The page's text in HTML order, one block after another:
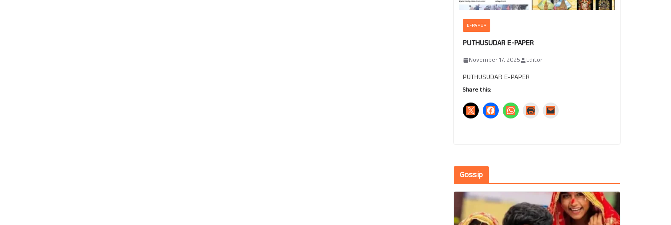
E-PAPER
PUTHUSUDAR E-PAPER
November 17, 2025 Editor
PUTHUSUDAR E-PAPER
Share this:
Gossip